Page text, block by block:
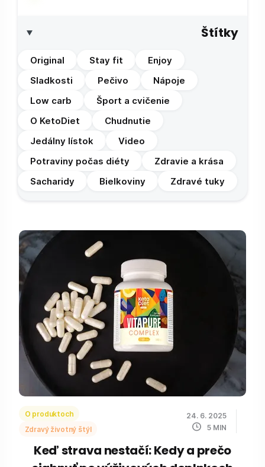
Štítky
Original Stay fit
Enjoy
Sladkosti
Pečivo
Nápoje
Low carb
Šport a cvičenie
O KetoDiet
Chudnutie
Jedálny lístok
Video
Potraviny počas diéty
Zdravie a krása
Sacharidy
Bielkoviny Zdravé tuky
O produktoch
Zdravý životný štýl
24. 6. 2025
5 MIN
Keď strava nestačí: Kedy a prečo